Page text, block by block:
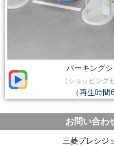
パーキング
（ショッピング
（再生時間
お問い合わ
三菱プレシジ